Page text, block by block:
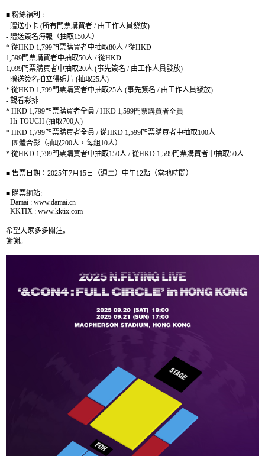
■ 粉絲福利
：
- 贈送小卡 (所有門票購買者 / 由工作人員發放)
- 贈送簽名海報（抽取150人）
* 從HKD 1,799門票購買者中抽取80人 /從HKD
1,599門票購買者中抽取50人 /從HKD
1,099門票購買者中抽取20人 (事先簽名 / 由工作人員發放)
- 贈送簽名拍立得照片 (抽取25人)
* 從HKD 1,799門票購買者中抽取25人 (事先簽名 / 由工作人員發放)
- 觀看彩排
* HKD 1,799門票購買者全員 / HKD 1,599門票購買者全員
- Hi-TOUCH (抽取700人)
* HKD 1,799門票購買者全員 /從HKD 1,599門票購買者中抽取100人
- 團體合影（抽取200人，每組 10人）
* 從HKD 1,799門票購買者中抽取150人 /從HKD 1,599門票購買者中抽取50人
■ 售票 日期： 2025年7月 15 日（週二）中午12點（當地時間）
■ 購票網站:
- Damai : www.damai.cn
- KKTIX : www.kktix.com
希望大家多多關注。
謝謝。